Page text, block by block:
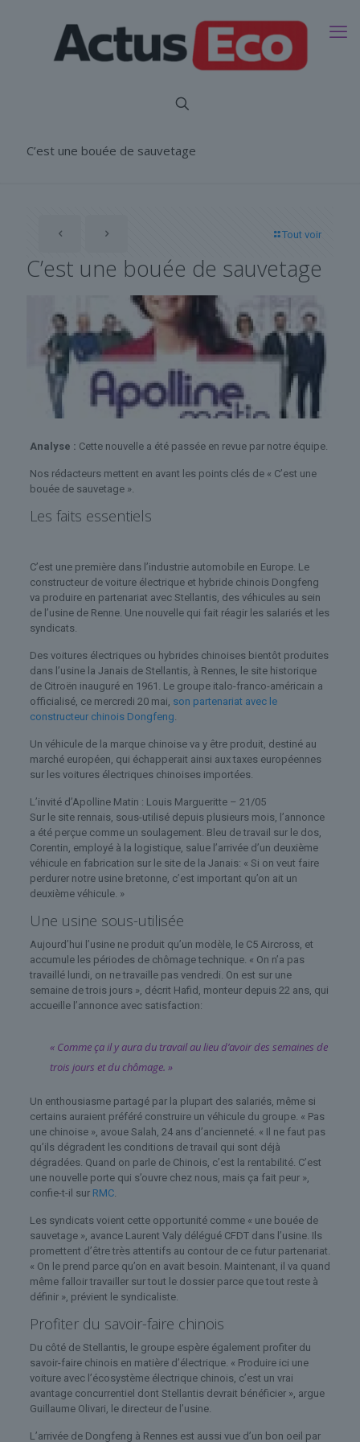
C’est une bouée de sauvetage
Tout voir
C’est une bouée de sauvetage
Analyse : Cette nouvelle a été passée en revue par notre équipe.
Nos rédacteurs mettent en avant les points clés de « C’est une
bouée de sauvetage ».
Les faits essentiels
C’est une première dans l’industrie automobile en Europe. Le
constructeur de voiture électrique et hybride chinois Dongfeng
va produire en partenariat avec Stellantis, des véhicules au sein
de l’usine de Renne. Une nouvelle qui fait réagir les salariés et les
syndicats.
Des voitures électriques ou hybrides chinoises bientôt produites
dans l’usine la Janais de Stellantis, à Rennes, le site historique
de Citroën inauguré en 1961. Le groupe italo-franco-américain a
officialisé, ce mercredi 20 mai, son partenariat avec le
constructeur chinois Dongfeng
Un véhicule de la marque chinoise va y être produit, destiné au
marché européen, qui échapperait ainsi aux taxes européennes
sur les voitures électriques chinoises importées.
L’invité d’Apolline Matin : Louis Margueritte – 21/05
Sur le site rennais, sous-utilisé depuis plusieurs mois, l’annonce
a été perçue comme un soulagement. Bleu de travail sur le dos,
Corentin, employé à la logistique, salue l’arrivée d’un deuxième
véhicule en fabrication sur le site de la Janais: « Si on veut faire
perdurer notre usine bretonne, c’est important qu’on ait un
deuxième véhicule. »
Une usine sous-utilisée
Aujourd’hui l’usine ne produit qu’un modèle, le C5 Aircross, et
accumule les périodes de chômage technique. « On n’a pas
travaillé lundi, on ne travaille pas vendredi. On est sur une
semaine de trois jours », décrit Hafid, monteur depuis 22 ans, qui
accueille l’annonce avec satisfaction:
« Comme ça il y aura du travail au lieu d’avoir des semaines de
trois jours et du chômage. »
Un enthousiasme partagé par la plupart des salariés, même si
certains auraient préféré construire un véhicule du groupe. « Pas
une chinoise », avoue Salah, 24 ans d’ancienneté. « Il ne faut pas
qu’ils dégradent les conditions de travail qui sont déjà
dégradées. Quand on parle de Chinois, c’est la rentabilité. C’est
une nouvelle porte qui s’ouvre chez nous, mais ça fait peur »,
confie-t-il sur RMC.
Les syndicats voient cette opportunité comme « une bouée de
sauvetage », avance Laurent Valy délégué CFDT dans l’usine. Ils
promettent d’être très attentifs au contour de ce futur partenariat.
« On le prend parce qu’on en avait besoin. Maintenant, il va quand
même falloir travailler sur tout le dossier parce que tout reste à
définir », prévient le syndicaliste.
Profiter du savoir-faire chinois
Du côté de Stellantis, le groupe espère également profiter du
savoir-faire chinois en matière d’électrique. « Produire ici une
voiture avec l’écosystème électrique chinois, c’est un vrai
avantage concurrentiel dont Stellantis devrait bénéficier », argue
Guillaume Olivari, le directeur de l’usine.
L’arrivée de Dongfeng à Rennes est aussi vue d’un bon oeil par